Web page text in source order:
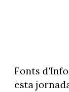
Fonts
esta